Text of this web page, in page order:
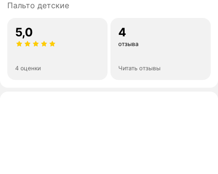
Пальто детские
5,0
4 оценки
4
отзыва
Читать отзывы